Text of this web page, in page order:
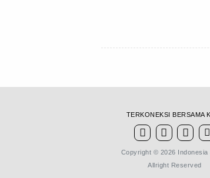
TERKONEKSI BERSAMA
Copyright © 2026 Indonesia
Allright Reserved